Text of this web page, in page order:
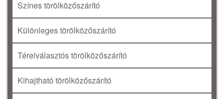
Színes törölközőszárító
Különleges törölközőszárító
Térelválasztós törölközőszárító
Kihajtható törölközőszárító